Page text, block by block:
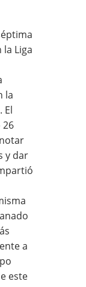
Liga
la
El
26
y dar
a
este